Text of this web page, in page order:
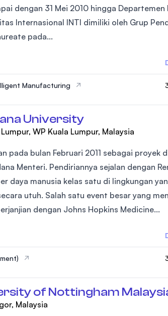
dengan 31 Mei 2010 hingga
Internasional INTI dimiliki oleh Grup
pada...
Manufacturing
University
WP Kuala Lumpur, Malaysia
pada bulan Februari 2011 sebagai proyek
Menteri. Pendiriannya sejalan dengan
daya manusia kelas satu di lingkungan
utuh. Salah satu event besar yang
dengan Johns Hopkins Medicine...
of Nottingham
Malaysia